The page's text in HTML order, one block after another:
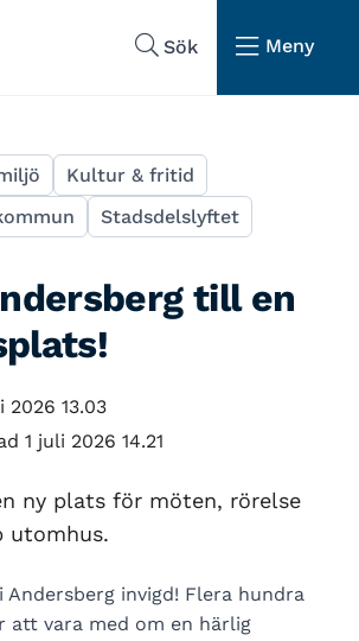
Sök
Meny
Kultur & fritid
Stadsdelslyftet
till en
2026 13.03
1 juli 2026 14.21
ny plats för möten, rörelse
utomhus.
Andersberg invigd! Flera hundra
att vara med om en härlig